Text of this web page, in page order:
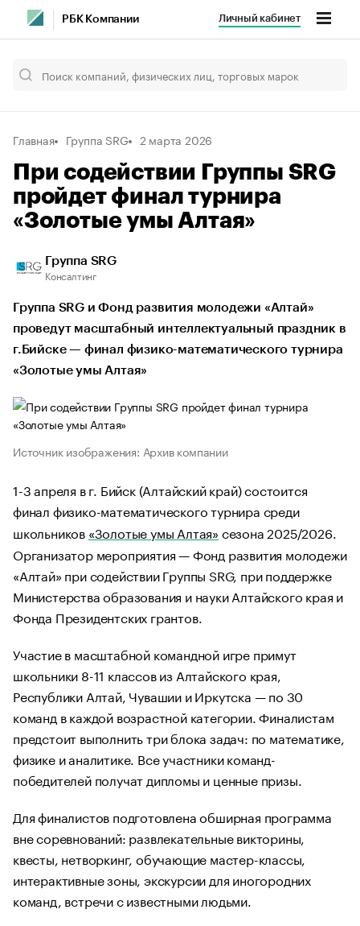
РБК Компании Личный кабинет
Главная Группа SRG 2 марта 2026
При содействии Группы SRG
пройдет финал турнира
«Золотые умы Алтая»
Группа SRG
Консалтинг
Группа SRG и Фонд развития молодежи «Алтай»
проведут масштабный интеллектуальный праздник в
г.Бийске — финал физико-математического турнира
«Золотые умы Алтая»
Источник изображения: Архив компании
1-3 апреля в г. Бийск (Алтайский край) состоится
финал физико-математического турнира среди
школьников «Золотые умы Алтая» сезона 2025/2026.
Организатор мероприятия — Фонд развития молодежи
«Алтай» при содействии Группы SRG, при поддержке
Министерства образования и науки Алтайского края и
Фонда Президентских грантов.
Участие в масштабной командной игре примут
школьники 8-11 классов из Алтайского края,
Республики Алтай, Чувашии и Иркутска — по 30
команд в каждой возрастной категории. Финалистам
предстоит выполнить три блока задач: по математике,
физике и аналитике. Все участники команд-
победителей получат дипломы и ценные призы.
Для финалистов подготовлена обширная программа
вне соревнований: развлекательные викторины,
квесты, нетворкинг, обучающие мастер-классы,
интерактивные зоны, экскурсии для иногородних
команд, встречи с известными людьми.